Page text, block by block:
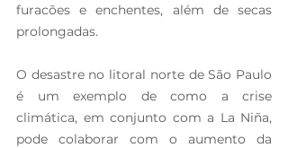
furacões e enchentes, além de secas
prolongadas.
O desastre no litoral norte de São Paulo
é um exemplo de como a crise
climática, em conjunto com a La Niña,
pode colaborar com o aumento da